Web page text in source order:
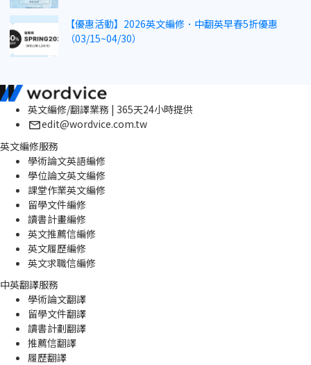
【優惠活動】2026英文編修．中翻英早春5折優惠
（03/15~04/30）
英文編修/翻譯業務 | 365天24小時提供
edit@wordvice.com.tw
英文編修服務
學術論文英語編修
學位論文英文編修
課堂作業英文編修
留學文件編修
讀書計畫編修
英文推薦信編修
英文履歷編修
英文求職信編修
中英翻譯服務
學術論文翻譯
留學文件翻譯
讀書計劃翻譯
推薦信翻譯
履歷翻譯